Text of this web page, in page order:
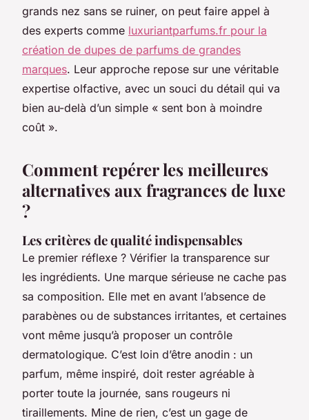
grands nez sans se ruiner, on peut faire appel à
des experts comme luxuriantparfums.fr pour la
création de dupes de parfums de grandes
marques. Leur approche repose sur une véritable
expertise olfactive, avec un souci du détail qui va
bien au-delà d’un simple « sent bon à moindre
coût ».
Comment repérer les meilleures
alternatives aux fragrances de luxe
?
Les critères de qualité indispensables
Le premier réflexe ? Vérifier la transparence sur
les ingrédients. Une marque sérieuse ne cache pas
sa composition. Elle met en avant l’absence de
parabènes ou de substances irritantes, et certaines
vont même jusqu’à proposer un contrôle
dermatologique. C’est loin d’être anodin : un
parfum, même inspiré, doit rester agréable à
porter toute la journée, sans rougeurs ni
tiraillements. Mine de rien, c’est un gage de